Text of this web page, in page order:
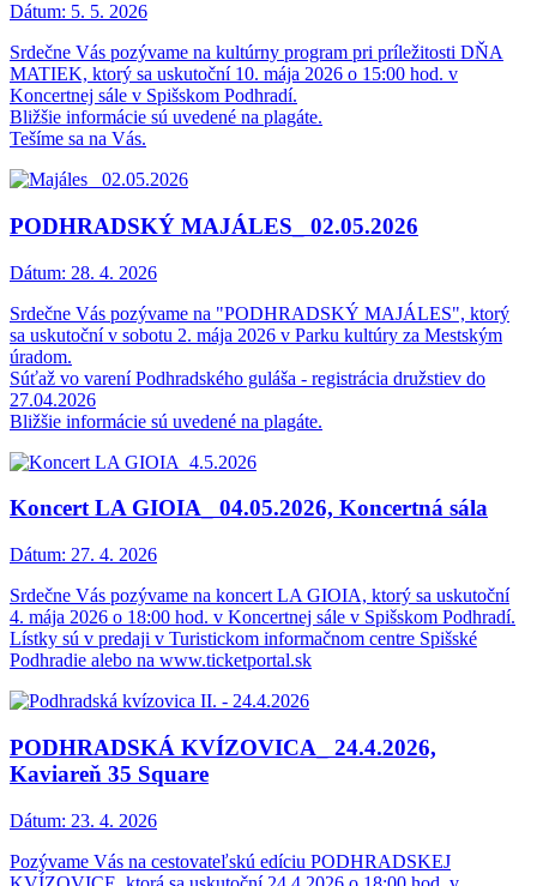
Dátum: 5. 5. 2026
Srdečne Vás pozývame na kultúrny program pri príležitosti DŇA
MATIEK, ktorý sa uskutoční 10. mája 2026 o 15:00 hod. v
Koncertnej sále v Spišskom Podhradí.
Bližšie informácie sú uvedené na plagáte.
Tešíme sa na Vás.
PODHRADSKÝ MAJÁLES_ 02.05.2026
Dátum: 28. 4. 2026
Srdečne Vás pozývame na "PODHRADSKÝ MAJÁLES", ktorý
sa uskutoční v sobotu 2. mája 2026 v Parku kultúry za Mestským
úradom.
Súťaž vo varení Podhradského guláša - registrácia družstiev do
27.04.2026
Bližšie informácie sú uvedené na plagáte.
Koncert LA GIOIA_ 04.05.2026, Koncertná sála
Dátum: 27. 4. 2026
Srdečne Vás pozývame na koncert LA GIOIA, ktorý sa uskutoční
4. mája 2026 o 18:00 hod. v Koncertnej sále v Spišskom Podhradí.
Lístky sú v predaji v Turistickom informačnom centre Spišské
Podhradie alebo na www.ticketportal.sk
PODHRADSKÁ KVÍZOVICA_ 24.4.2026,
Kaviareň 35 Square
Dátum: 23. 4. 2026
Pozývame Vás na cestovateľskú edíciu PODHRADSKEJ